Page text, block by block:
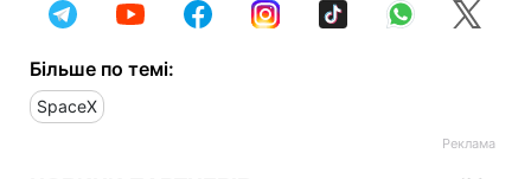
Більше по темі:
SpaceX